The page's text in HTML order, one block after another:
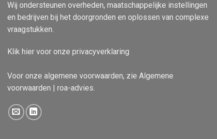
Wij ondersteunen overheden, maatschappelijke instellingen
en bedrijven bij het doorgronden en oplossen van complexe
vraagstukken.
Klik hier voor onze privacyverklaring
Voor onze algemene voorwaarden, zie Algemene
voorwaarden | roa-advies.